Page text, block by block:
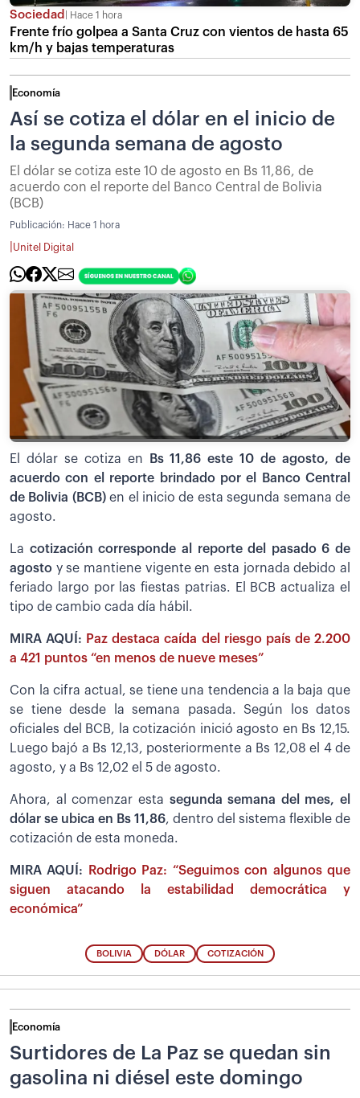
Sociedad Hace 1 hora
Frente frío golpea a Santa Cruz con vientos de hasta 65
km/h y bajas temperaturas
Economía
Así se cotiza el dólar en el inicio de
la segunda semana de agosto
El dólar se cotiza este 10 de agosto en Bs 11,86, de
acuerdo con el reporte del Banco Central de Bolivia
(BCB)
Publicación: Hace 1 hora
Unitel Digital
El dólar se cotiza en Bs11,86 este 10 de agosto, de
acuerdo con el reporte brindado por el Banco Central
de Bolivia (BCB)en el inicio de esta segunda semana de
agosto.
La cotización corresponde al reporte del pasado 6 de
agosto y se mantiene vigente en esta jornada debido al
feriado largo por las fiestas patrias. El BCB actualiza el
tipo de cambio cada día hábil.
MIRA AQUÍ: Paz destaca caída del riesgo país de 2.200
a 421 puntos “en menos de nueve meses”
Con la cifra actual, se tiene una tendencia a la baja que
se tiene desde la semana pasada. Según los datos
oficiales del BCB, la cotización inició agosto en Bs 12,15.
Luego bajó a Bs 12,13, posteriormente a Bs 12,08 el 4 de
agosto, y a Bs 12,02 el 5 de agosto.
Ahora, al comenzar esta segunda semana del mes, el
dólar se ubica en Bs 11,86, dentro del sistema flexible de
cotización de esta moneda.
MIRA AQUÍ:
Rodrigo Paz: “Seguimos con algunos que
siguen atacando la estabilidad democrática y
económica”
BOLIVIA DÓLAR COTIZACIÓN
Economía
Surtidores de La Paz se quedan sin
gasolina ni diésel este domingo